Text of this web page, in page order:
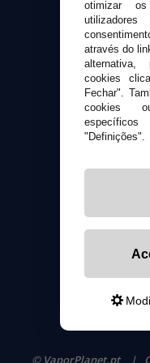
© VaporPlanet.pt |
otimizar
através do
cookies
Fechar".
cookies
"Definições".